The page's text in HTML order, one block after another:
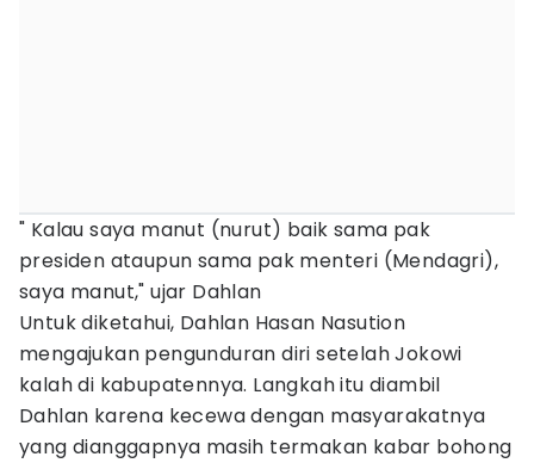
" Kalau saya manut (nurut) baik sama pak
presiden ataupun sama pak menteri (Mendagri),
saya manut," ujar Dahlan
Untuk diketahui, Dahlan Hasan Nasution
mengajukan pengunduran diri setelah Jokowi
kalah di kabupatennya. Langkah itu diambil
Dahlan karena kecewa dengan masyarakatnya
yang dianggapnya masih termakan kabar bohong